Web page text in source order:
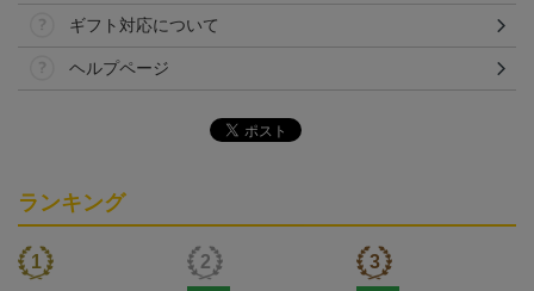
ギフト対応について
ヘルプページ
ランキング